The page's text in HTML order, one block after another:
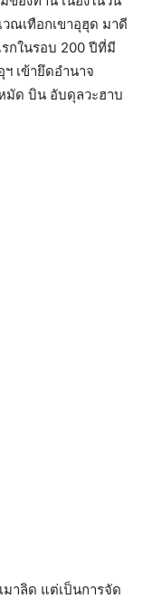
ณเทือกเขาอุฮุด มาดี
กในรอบ 200 ปีที่มี
เข้ายึดอำนาจ
มัด บิน อับดุลวะฮาบ
มาลิด แต่เป็นการจัด